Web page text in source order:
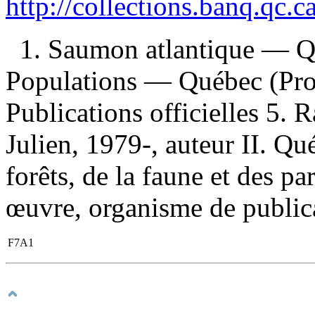
1. Saumon atlantique —
Populations — Québec
Publications officielles 5.
Julien, 1979-, auteur II.
forêts, de la faune et des
œuvre, organisme de
F7A1